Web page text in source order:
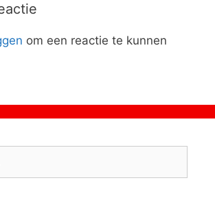
om een reactie te kunnen